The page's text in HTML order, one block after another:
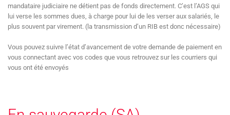
mandataire judiciaire ne détient pas de fonds directement. C’est l’AGS qui
lui verse les sommes dues, à charge pour lui de les verser aux salariés, le
plus souvent par virement. (la transmission d’un RIB est donc nécessaire)
Vous pouvez suivre l’état d’avancement de votre demande de paiement en
vous connectant avec vos codes que vous retrouvez sur les courriers qui
vous ont été envoyés